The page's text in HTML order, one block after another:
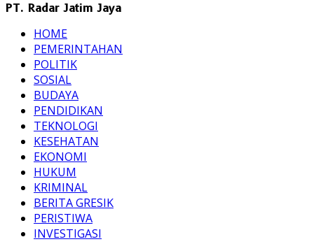
PT. Radar Jatim Jaya
HOME
PEMERINTAHAN
POLITIK
SOSIAL
BUDAYA
PENDIDIKAN
TEKNOLOGI
KESEHATAN
EKONOMI
HUKUM
KRIMINAL
BERITA GRESIK
PERISTIWA
INVESTIGASI